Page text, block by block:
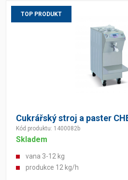
TOP PRODUKT
Cukrářský stroj a paster
Kód produktu: 1400082b
Skladem
vana 3-12 kg
produkce 12 kg/h